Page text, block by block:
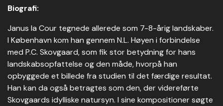
Biografi:
Janus la Cour tegnede allerede som 7-8-årig landskaber.
I København kom han gennem N.L. Høyen i forbindelse
med P.C. Skovgaard, som fik stor betydning for hans
landskabsopfattelse og den måde, hvorpå han
opbyggede et billede fra studien til det færdige resultat.
Han kan da også betragtes som den, der videreførte
Skovgaards idylliske natursyn. I sine kompositioner søgte